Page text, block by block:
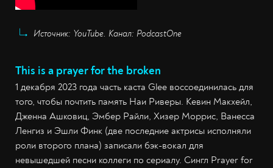
Источник: YouTube. Канал: PodcastOne
This is a prayer for the broken
1 декабря 2023 года часть каста Glee воссоединилась для
того, чтобы почтить память Наи Риверы. Кевин Макхейл,
Дженна Ашковиц, Эмбер Райли, Хизер Моррис, Ванесса
Ленгиз и Эшли Финк (две последние актрисы исполняли
роли второго плана) записали бэк-вокал для
невышедшей песни коллеги по сериалу. Сингл Prayer for